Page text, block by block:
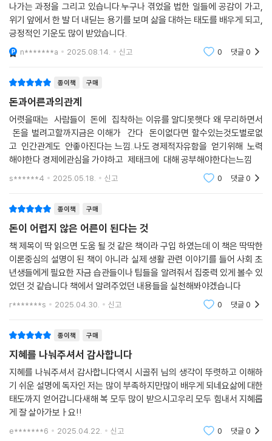
나가는 과정을 그리고 있습니다.누구나 겪었을 법한 일들에 공감이 가고,
위기 앞에서 한 발 더 내딛는 용기를 보며 삶을 대하는 태도를 배우게 되고,
긍정적인 기운도 많이 받았습니다.
n*******a 2025.08.14. 신고 0 댓글0
종이책 구매
돈과어른과의관계
어렷을때는 사람들이 돈에 집착하는 이유를 알디못햇다 왜 무리하면서
돈을 벌려고할까지금은 이해가 간다 돈이없다면 할수있는것도별로없
고 인간관계도 안좋아진다는 느낌..나도 경제적자유함을 얻기위해 노력
해야한다 경제에관심을 가야하고 제태크에 대해 공부해야한다는느낌
s******4 2025.05.18. 신고 0 댓글0
종이책 구매
돈이 어렵지 않은 어른이 된다는 것
책 제목이 딱 읽으면 도움 될 것 같은 책이라 구입 하였는데 이 책은 딱딱한
이론중심의 설명이 된 책이 아니라 실제 생활 관련 이야기를 들어 사회 초
년생들에게 필요한 자금 습관들이나 팁들을 알려줘서 집중력 있게 볼수 있
었던 것 같습니다 책에서 알려주었던 내용들을 실천해봐야겠습니다
r*******s 2025.04.30. 신고 0 댓글0
종이책 구매
지혜를 나눠주셔서 감사합니다
지혜를 나눠주셔서 감사합니다역시 시골쥐 님의 생각이 뚜렷하고 이해하
기 쉬운 설명에 독자인 저는 많이 부족하지만많이 배우게 되네요삶에 대한
태도까지 얻어갑니다새해 복 모두 많이 받으시고우리 모두 힘내서 지혜롭
게 잘 살아가보ㅏ요!!
e*******6 2025.04.22. 신고 0 댓글0